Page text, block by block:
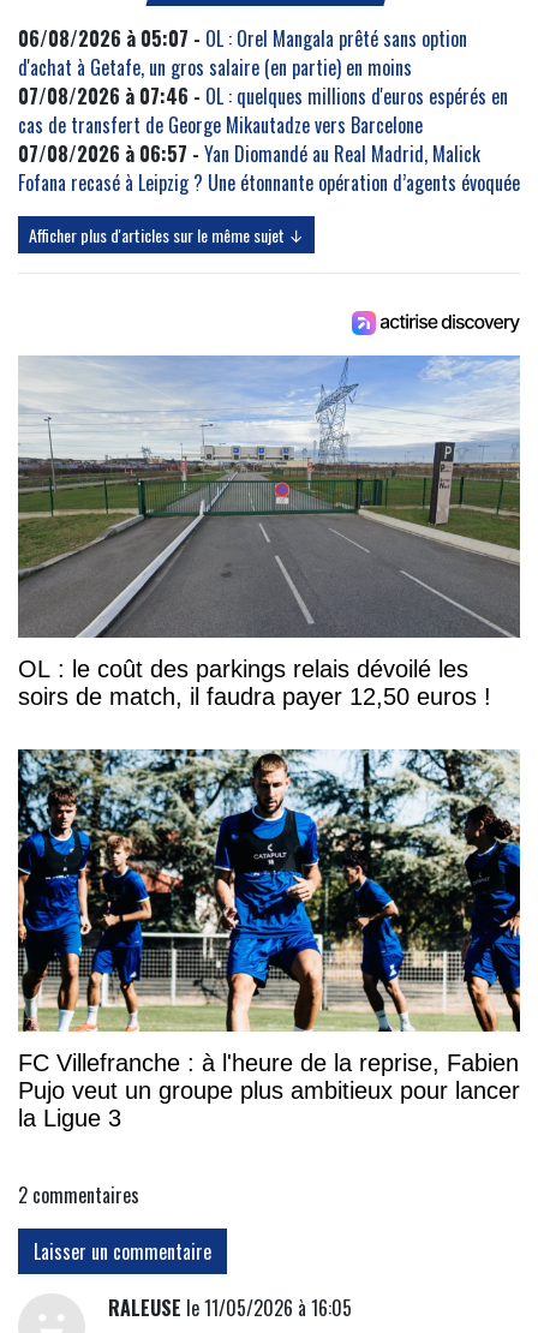
06/08/2026 à 05:07 - OL : Orel Mangala prêté sans option
d'achat à Getafe, un gros salaire (en partie) en moins
07/08/2026 à 07:46 - OL : quelques millions d'euros espérés en
cas de transfert de George Mikautadze vers Barcelone
07/08/2026 à 06:57 - Yan Diomandé au Real Madrid, Malick
Fofana recasé à Leipzig ? Une étonnante opération d’agents évoquée
Afficher plus d'articles sur le même sujet ↓
OL : le coût des parkings relais dévoilé les
soirs de match, il faudra payer 12,50 euros !
FC Villefranche : à l'heure de la reprise, Fabien
Pujo veut un groupe plus ambitieux pour lancer
la Ligue 3
2 commentaires
Laisser un commentaire
RALEUSE le 11/05/2026 à 16:05